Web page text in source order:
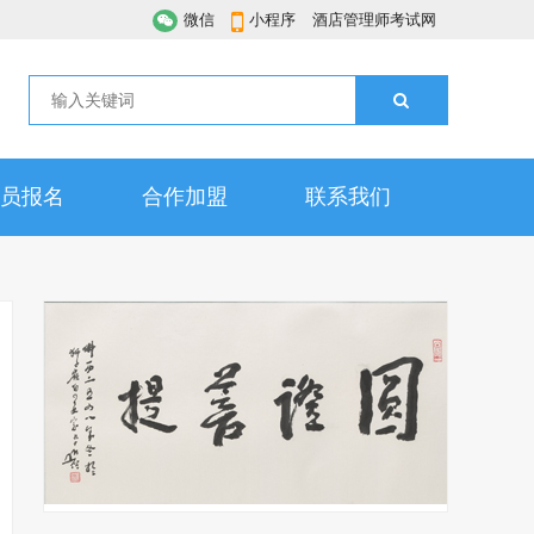
微信 小程序 酒店管理师考试网
报名 合作加盟 联系我们